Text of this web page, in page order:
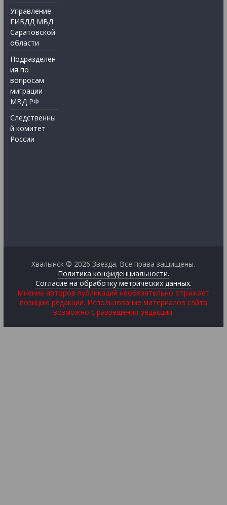
Управление
ГИБДД МВД
Саратовской
области
Подразделен
ия по
вопросам
миграции
МВД РФ
Следственны
й комитет
России
Хвалынск © 2026Звезда. Все права защищены.
Политика конфиденциальности.
Согласие на обработку метрических данных.
Мнение авторов публикаций необязательно отражает
позицию редакции. Использование материалов сайта
возможно с разрешения редакции.